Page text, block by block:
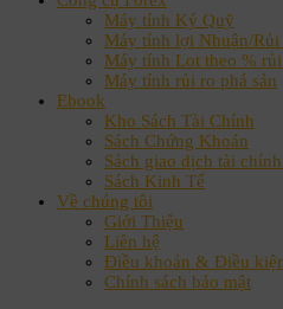
Máy tính Ký Quỹ
Máy tính lợi Nhuận/Rủi
Máy tính Lot theo %
Máy tính rủi ro phá sản
Ebook
Kho Sách Tài Chính
Sách Chứng Khoán
Sách giao dịch tài
Sách Kinh Tế
Về chúng tôi
Giới Thiệu
Liên hệ
Điều khoản & Điều
Chính sách bảo mật